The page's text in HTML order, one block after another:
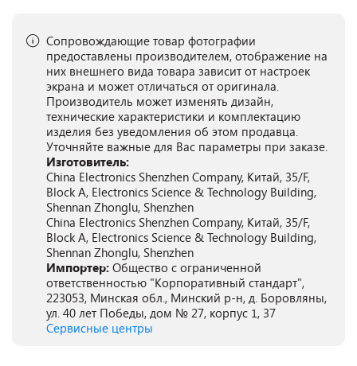
Сопровождающие товар фотографии
предоставлены производителем, отображение на
них внешнего вида товара зависит от настроек
экрана и может отличаться от оригинала.
Производитель может изменять дизайн,
технические характеристики и комплектацию
изделия без уведомления об этом продавца.
Уточняйте важные для Вас параметры при заказе.
Изготовитель:
China Electronics Shenzhen Company, Китай, 35/F,
Block A, Electronics Science & Technology Building,
Shennan Zhonglu, Shenzhen
China Electronics Shenzhen Company, Китай, 35/F,
Block A, Electronics Science & Technology Building,
Shennan Zhonglu, Shenzhen
Импортер: Общество с ограниченной
ответственностью "Корпоративный стандарт",
223053, Минская обл., Минский р-н, д. Боровляны,
ул. 40 лет Победы, дом № 27, корпус 1, 37
Сервисные центры